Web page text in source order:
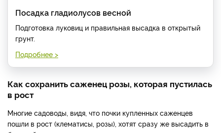
Посадка гладиолусов весной
Подготовка луковиц и правильная высадка в открытый
грунт.
Подробнее >
Как сохранить саженец розы, которая пустилась
в рост
Многие садоводы, видя, что почки купленных саженцев
пошли в рост (клематисы, розы), хотят сразу же высадить в